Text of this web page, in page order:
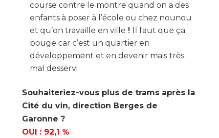
course contre le montre quand on a des
enfants à poser à l’école ou chez nounou
et qu’on travaille en ville !! Il faut que ça
bouge car c’est un quartier en
développement et en devenir mais très
mal desservi
Souhaiteriez-vous plus de trams après la
Cité du vin, direction Berges de
Garonne ?
OUI : 92,1 %